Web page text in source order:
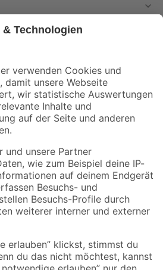
und Aktionen mehr verpassen!
Versandarten